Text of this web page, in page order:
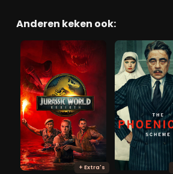
Anderen keken ook:
+ Extra's